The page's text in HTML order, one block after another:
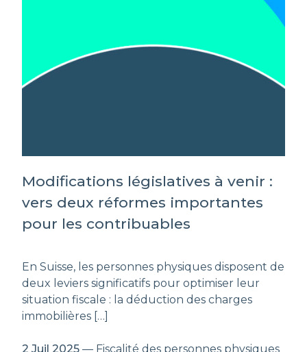
Modifications législatives à venir :
vers deux réformes importantes
pour les contribuables
En Suisse, les personnes physiques disposent de
deux leviers significatifs pour optimiser leur
situation fiscale : la déduction des charges
immobilières […]
2 Juil 2025 — Fiscalité des personnes physiques